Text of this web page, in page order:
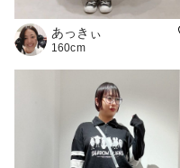
あっきぃ
160cm